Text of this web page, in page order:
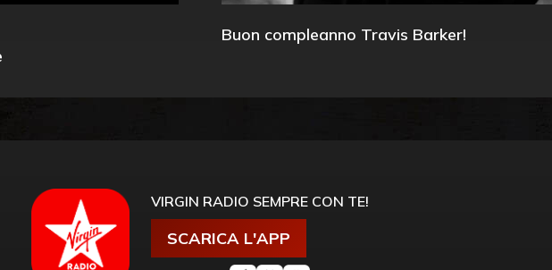
Buon compleanno Travis Barker!
VIRGIN RADIO SEMPRE CON TE!
SCARICA L'APP